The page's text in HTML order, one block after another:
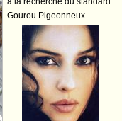
Gourou Pigeonneux